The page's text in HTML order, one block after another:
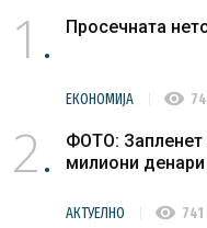
1 Просечната
ЕКОНОМИЈА visibility
2
ФОТО: Запленет
милиони денари
АКТУЕЛНО visibility 741